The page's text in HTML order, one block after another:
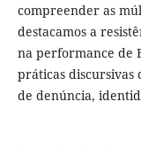
compreender as
destacamos a
na performance de
práticas
de denúncia,